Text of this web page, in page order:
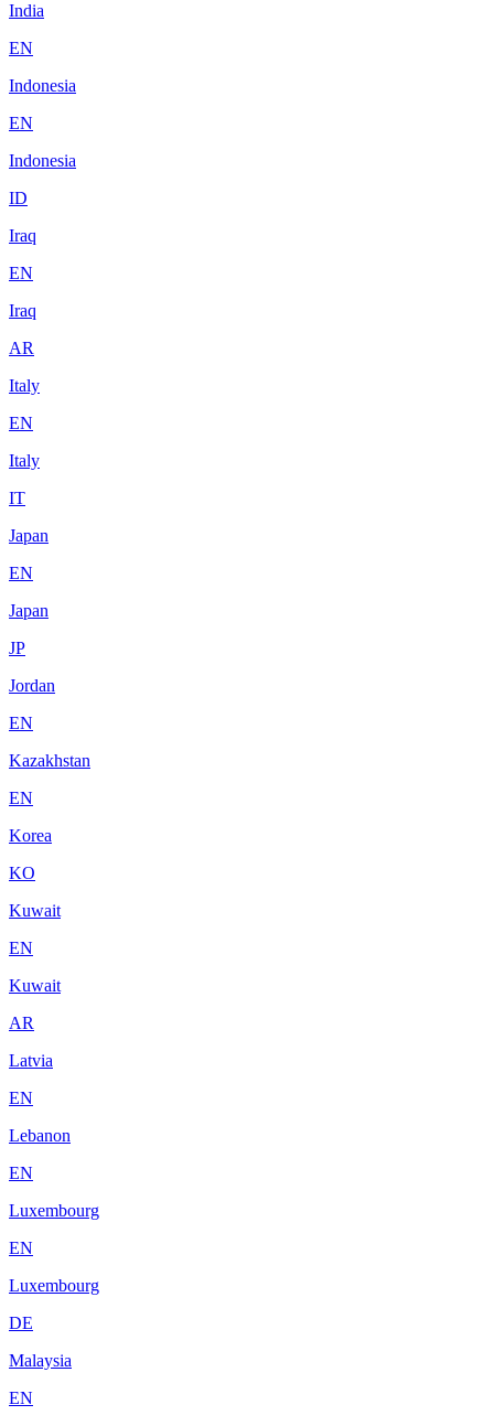
India
EN
Indonesia
EN
Indonesia
ID
Iraq
EN
Iraq
AR
Italy
EN
Italy
IT
Japan
EN
Japan
JP
Jordan
EN
Kazakhstan
EN
Korea
KO
Kuwait
EN
Kuwait
AR
Latvia
EN
Lebanon
EN
Luxembourg
EN
Luxembourg
DE
Malaysia
EN